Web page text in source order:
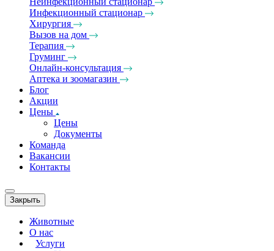
Инфекционный стационар
Хирургия
Вызов на дом
Терапия
Груминг
Онлайн-консультация
Аптека и зоомагазин
Блог
Акции
Цены
Цены
Документы
Команда
Вакансии
Контакты
Закрыть
Животные
О нас
Услуги